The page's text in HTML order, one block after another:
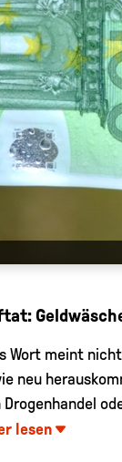
Wort meint
neu
Drogenhandel
lesen